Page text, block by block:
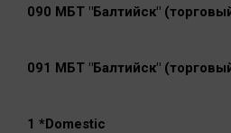
090 МБТ "Балтийск"
091 МБТ "Балтийск"
1 *Domestic